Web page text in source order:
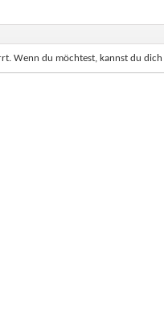
Wenn du möchtest, kannst du dich